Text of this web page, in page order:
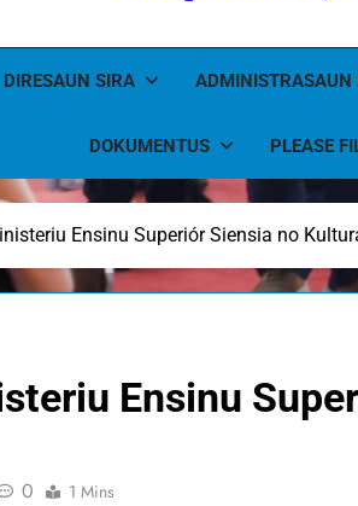
DIRESAUN SIRA ADMINISTRASAUN
DOKUMENTUS PLEASE
Ensinu Superiór Siensia no
Ensinu
0 1 Mins